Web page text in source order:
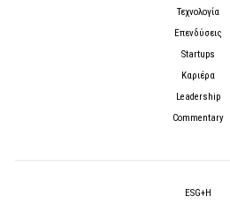
Τεχνολογία
Επενδύσεις
Startups
Καριέρα
Leadership
Commentary
ESG+H